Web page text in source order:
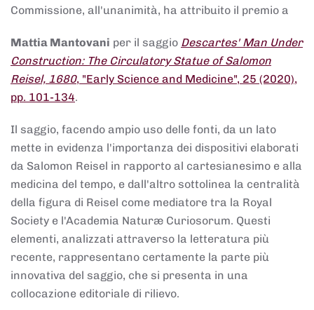
Commissione, all'unanimità, ha attribuito il premio a
Mattia Mantovani per il saggio Descartes' Man Under
Construction: The Circulatory Statue of Salomon
Reisel, 1680, "Early Science and Medicine", 25 (2020),
pp. 101-134.
Il saggio, facendo ampio uso delle fonti, da un lato
mette in evidenza l'importanza dei dispositivi elaborati
da Salomon Reisel in rapporto al cartesianesimo e alla
medicina del tempo, e dall'altro sottolinea la centralità
della figura di Reisel come mediatore tra la Royal
Society e l'Academia Naturæ Curiosorum. Questi
elementi, analizzati attraverso la letteratura più
recente, rappresentano certamente la parte più
innovativa del saggio, che si presenta in una
collocazione editoriale di rilievo.